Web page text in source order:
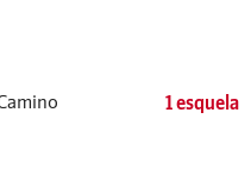
1 esquela